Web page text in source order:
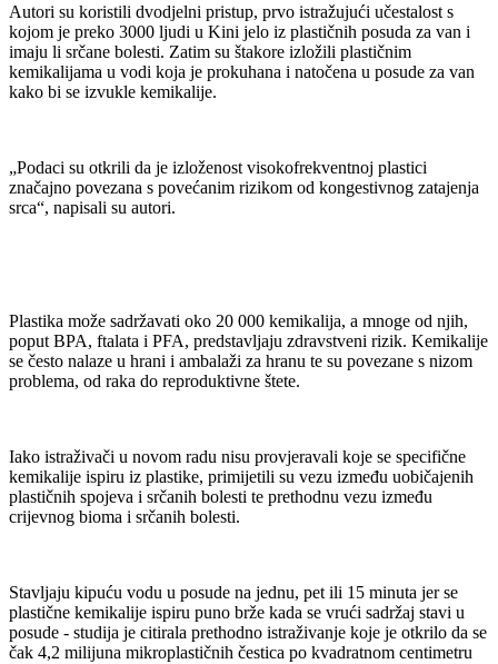
Autori su koristili dvodjelni pristup, prvo istražujući učestalost s
kojom je preko 3000 ljudi u Kini jelo iz plastičnih posuda za van i
imaju li srčane bolesti. Zatim su štakore izložili plastičnim
kemikalijama u vodi koja je prokuhana i natočena u posude za van
kako bi se izvukle kemikalije.
„Podaci su otkrili da je izloženost visokofrekventnoj plastici
značajno povezana s povećanim rizikom od kongestivnog zatajenja
srca“, napisali su autori.
Plastika može sadržavati oko 20 000 kemikalija, a mnoge od njih,
poput BPA, ftalata i PFA, predstavljaju zdravstveni rizik. Kemikalije
se često nalaze u hrani i ambalaži za hranu te su povezane s nizom
problema, od raka do reproduktivne štete.
Iako istraživači u novom radu nisu provjeravali koje se specifične
kemikalije ispiru iz plastike, primijetili su vezu između uobičajenih
plastičnih spojeva i srčanih bolesti te prethodnu vezu između
crijevnog bioma i srčanih bolesti.
Stavljaju kipuću vodu u posude na jednu, pet ili 15 minuta jer se
plastične kemikalije ispiru puno brže kada se vrući sadržaj stavi u
posude - studija je citirala prethodno istraživanje koje je otkrilo da se
čak 4,2 milijuna mikroplastičnih čestica po kvadratnom centimetru